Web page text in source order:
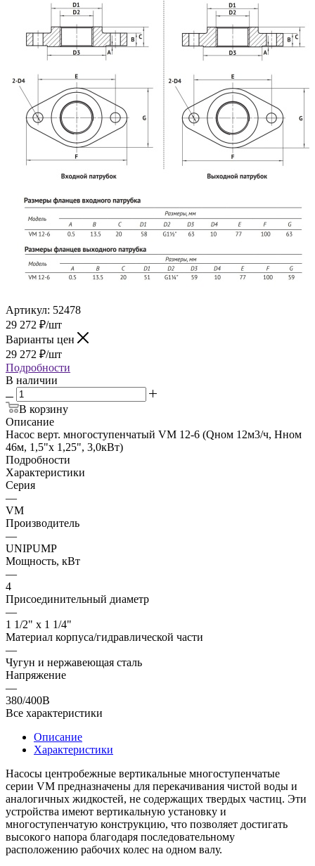
Артикул: 52478
29 272 ₽/шт
Варианты цен
29 272 ₽/шт
Подробности
В наличии
В корзину
Описание
Насос верт. многоступенчатый VM 12-6 (Qном 12м3/ч, Нном
46м, 1,5"x 1,25", 3,0кВт)
Подробности
Характеристики
Серия
—
VM
Производитель
—
UNIPUMP
Мощность, кВт
—
4
Присоединительный диаметр
—
1 1/2" x 1 1/4"
Материал корпуса/гидравлической части
—
Чугун и нержавеющая сталь
Напряжение
—
380/400В
Все характеристики
Описание
Характеристики
Насосы центробежные вертикальные многоступенчатые
серии VM предназначены для перекачивания чистой воды и
аналогичных жидкостей, не содержащих твердых частиц. Эти
устройства имеют вертикальную установку и
многоступенчатую конструкцию, что позволяет достигать
высокого напора благодаря последовательному
расположению рабочих колес на одном валу.